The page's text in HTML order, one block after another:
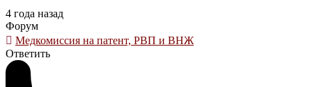
4 года назад
Форум
Медкомиссия на патент, РВП и ВНЖ
Ответить